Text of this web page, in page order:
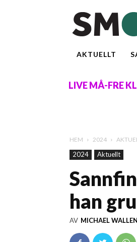
AKTUELLT
LIVE MÅ-FRE
HEM 2024
2024 Aktuellt
han
AV MICHAEL WALLEN